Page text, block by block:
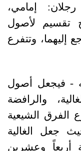
إمامي،
تقسيم لأصول
إليهما، وتتفرع
- فيجعل أصول
والرافضة
الفرق الشيعية
جعل الغالية
وعشرين